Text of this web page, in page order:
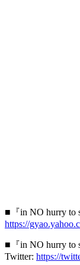
■『in NO hurry to
https://
■『in NO hurry to
Twitter: https://